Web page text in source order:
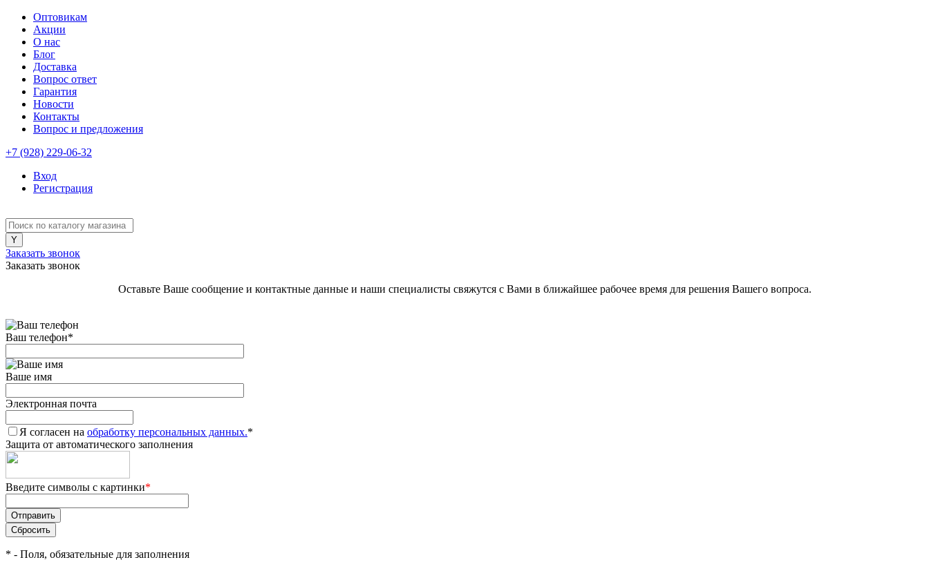
Оптовикам
Акции
О нас
Блог
Доставка
Вопрос ответ
Гарантия
Новости
Контакты
Вопрос и предложения
+7 (928) 229-06-32
Вход
Регистрация
Заказать звонок
Заказать звонок
Оставьте Ваше сообщение и контактные данные и наши специалисты свяжутся с Вами в ближайшее рабочее время для решения Вашего вопроса.
Ваш телефон*
Ваше имя
Электронная почта
Я согласен на обработку персональных данных.*
Защита от автоматического заполнения
Введите символы с картинки*
* - Поля, обязательные для заполнения